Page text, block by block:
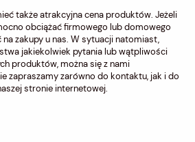
także atrakcyjna cena produktów. Jeżeli
obciążać firmowego lub domowego
zakupy u nas. W sytuacji natomiast,
jakiekolwiek pytania lub wątpliwości
produktów, można się z nami
zapraszamy zarówno do kontaktu, jak i do
stronie internetowej.